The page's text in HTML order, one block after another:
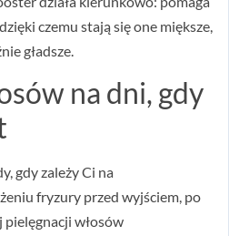
czemu stają się one miększe,
gładsze.
na dni, gdy
gdy zależy Ci na
fryzury przed wyjściem, po
włosów